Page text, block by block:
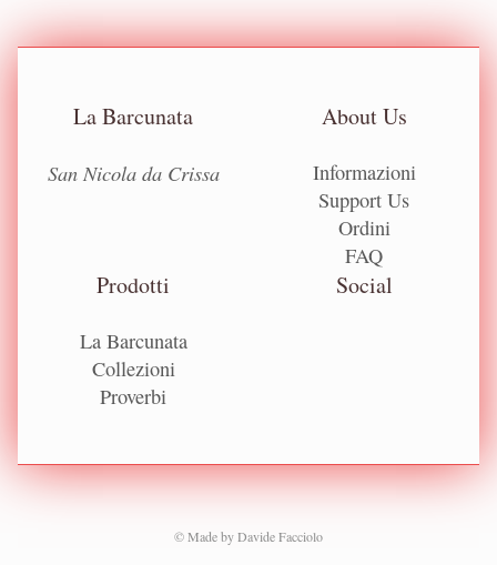
La Barcunata
San Nicola da Crissa
About Us
Informazioni
Support Us
Ordini
FAQ
Prodotti
La Barcunata
Collezioni
Proverbi
Social
© Made byDavide Facciolo